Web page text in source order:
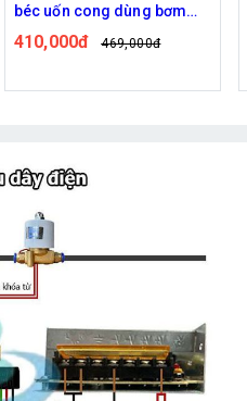
béc uốn cong dùng bơm
60w
470,000đ 559,000đ